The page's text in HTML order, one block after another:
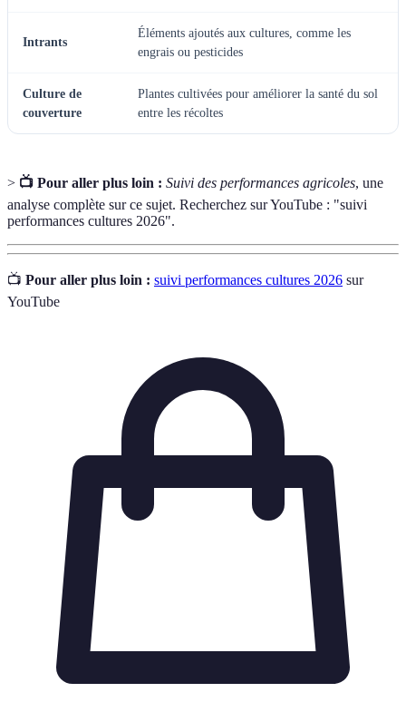
Intrants
Éléments ajoutés aux cultures, comme les
engrais ou pesticides
Culture de
couverture
Plantes cultivées pour améliorer la santé du sol
entre les récoltes
> 📺 Pour aller plus loin : Suivi des performances agricoles, une
analyse complète sur ce sujet. Recherchez sur YouTube : "suivi
performances cultures 2026".
📺 Pour aller plus loin : suivi performances cultures 2026 sur
YouTube